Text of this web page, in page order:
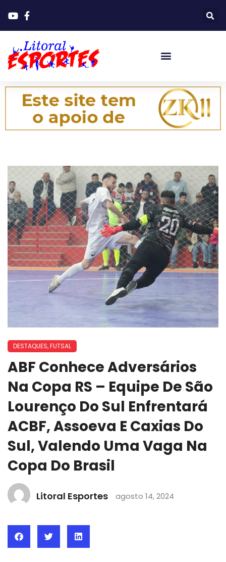
DESTAQUES,FUTSAL
ABF Conhece Adversários
Na Copa RS – Equipe De São
Lourenço Do Sul Enfrentará
ACBF, Assoeva E Caxias Do
Sul, Valendo Uma Vaga Na
Copa Do Brasil
Litoral Esportes agosto 14, 2024